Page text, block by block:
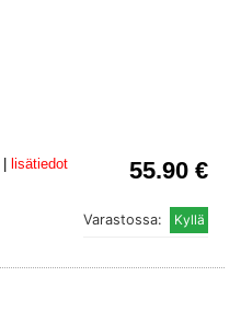
55.90 €
lisätiedot
Varastossa: